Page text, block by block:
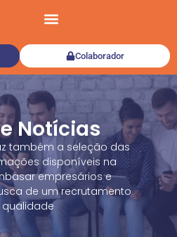
Colaborador
Notícias
também a seleção das
disponíveis na
empresários e
de um recrutamento